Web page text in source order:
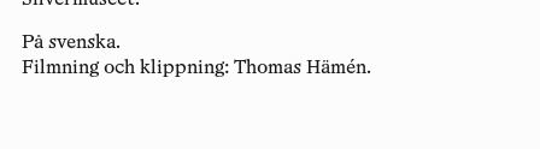
På svenska.
Filmning och klippning: Thomas Hämén.